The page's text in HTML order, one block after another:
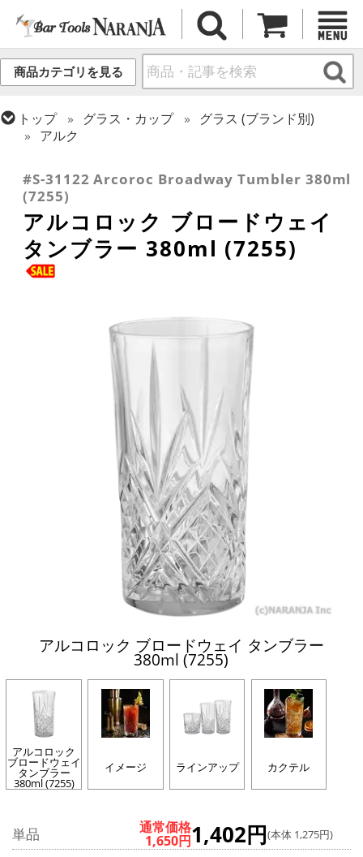
商品カテゴリを見る
トップ グラス・カップ
グラス (ブランド別)
アルク
タンブラー
#S-31122 Arcoroc Broadway Tumbler 380ml
(7255)
アルコロック ブロードウェイ
タンブラー 380ml (7255)
アルコロック ブロードウェイ タンブラー
380ml (7255)
アルコロック
ブロードウェイ
タンブラー
380ml (7255)
イメージ ラインアップ カクテル
単品 通常価格
1,650円1,402円(本体 1,275円)